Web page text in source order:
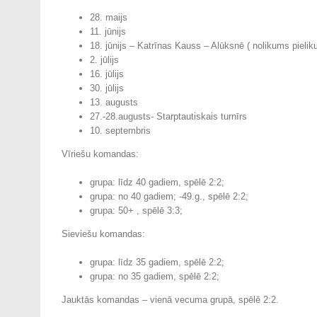
28. maijs
11. jūnijs
18. jūnijs – Katrīnas Kauss – Alūksnē ( nolikums
2. jūlijs
16. jūlijs
30. jūlijs
13. augusts
27.-28.augusts- Starptautiskais turnīrs
10. septembris
Vīriešu komandas:
grupa: līdz 40 gadiem, spēlē 2:2;
grupa: no 40 gadiem; -49.g., spēlē 2:2;
grupa: 50+ , spēlē 3:3;
Sieviešu komandas:
grupa: līdz 35 gadiem, spēlē 2:2;
grupa: no 35 gadiem, spēlē 2:2;
Jauktās komandas – vienā vecuma grupā, spēlē 2:2.